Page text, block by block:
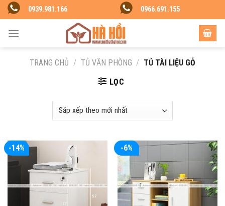
Skip
to
content
0939.981.166 0966.691.155
TRANG CHỦ / TỦ VĂN PHÒNG / TỦ TÀI LIỆU GỖ
LỌC
-14% -6%